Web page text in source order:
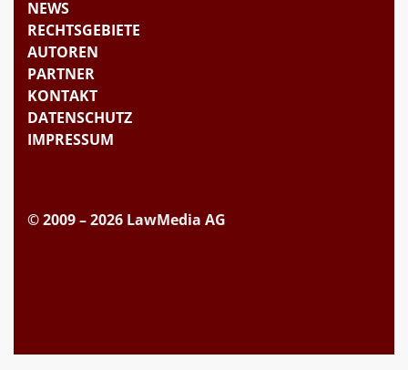
NEWS
RECHTSGEBIETE
AUTOREN
PARTNER
KONTAKT
DATENSCHUTZ
IMPRESSUM
© 2009 – 2026 LawMedia AG